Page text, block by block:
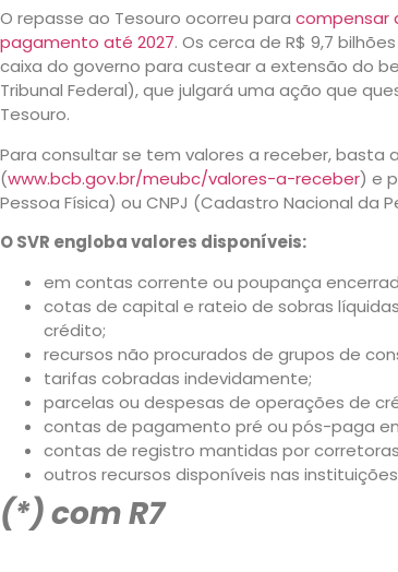
O repasse ao Tesouro ocorreu para compensar
pagamento até 2027. Os cerca de R$ 9,7
caixa do governo para custear a extensão do
Tribunal Federal), que julgará uma ação que
Tesouro.
Para consultar se tem valores a receber, basta
(www.bcb.gov.br/meubc/valores-a-receber) e
Pessoa Física) ou CNPJ (Cadastro Nacional da
O SVR engloba valores disponíveis:
em contas corrente ou poupança
cotas de capital e rateio de sobras
crédito;
recursos não procurados de grupos de
tarifas cobradas indevidamente;
parcelas ou despesas de operações de
contas de pagamento pré ou pós-paga
contas de registro mantidas por
outros recursos disponíveis nas
(*) com R7